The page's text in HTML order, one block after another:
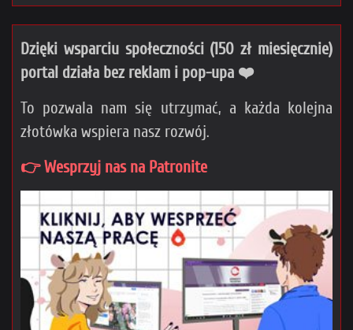
Dzięki wsparciu społeczności (150 zł miesięcznie)
portal działa bez reklam i pop-upa ❤️
To pozwala nam się utrzymać, a każda kolejna
złotówka wspiera nasz rozwój.
👉 Wesprzyj nas na Patronite